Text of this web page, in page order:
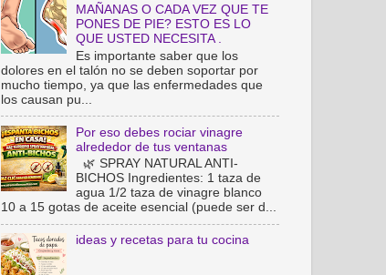
MAÑANAS O CADA VEZ QUE TE
PONES DE PIE? ESTO ES LO
QUE USTED NECESITA .
Es importante saber que los
dolores en el talón no se deben soportar por
mucho tiempo, ya que las enfermedades que
los causan pu...
Por eso debes rociar vinagre
alrededor de tus ventanas
🌿 SPRAY NATURAL ANTI-
BICHOS Ingredientes: 1 taza de
agua 1/2 taza de vinagre blanco
10 a 15 gotas de aceite esencial (puede ser d...
ideas y recetas para tu cocina